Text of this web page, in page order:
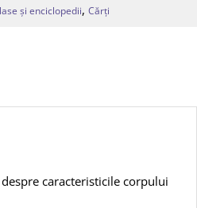
și enciclopedii, Cărți
caracteristicile corpului